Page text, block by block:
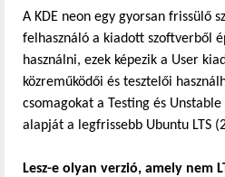
A KDE neon egy gyorsan frissülő
felhasználó a kiadott szoftverből
használni, ezek képezik a User
közreműködői és tesztelői
csomagokat a Testing és
alapját a legfrissebb Ubuntu LTS
Lesz-e olyan verzió, amely nem